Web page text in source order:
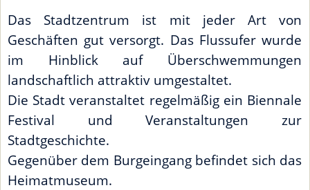
Das Stadtzentrum ist mit jeder Art von
Geschäften gut versorgt. Das Flussufer wurde
im Hinblick auf Überschwemmungen
landschaftlich attraktiv umgestaltet.
Die Stadt veranstaltet regelmäßig ein Biennale
Festival und Veranstaltungen zur
Stadtgeschichte.
Gegenüber dem Burgeingang befindet sich das
Heimatmuseum.